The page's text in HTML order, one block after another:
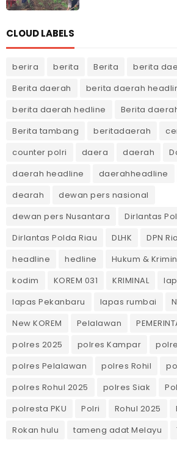
CLOUD LABELS
berira berita Berita
berita
Berita daerah
berita daerah
berita daerah hedline
Berita
Berita tambang
beritadaerah
counter polri
daera daerah
daerah headline
daerahheadline
dearah
dewan pers nasional
dewan pers Nusantara
Dirlantas
Dirlantas Polda Riau
DLHK DPN
headline
hedline Hukum &
kodim
KOREM 031 KRIMINAL
lapas Pekanbaru
lapas rumbai
New KOREM
Pelalawan
polres 2025
polres Kampar
polres Pelalawan
polres Rohil
polres Rohul 2025
polres Siak
polresta PKU
Polri Rohul 2025
Rokan hulu
tameng adat Melayu